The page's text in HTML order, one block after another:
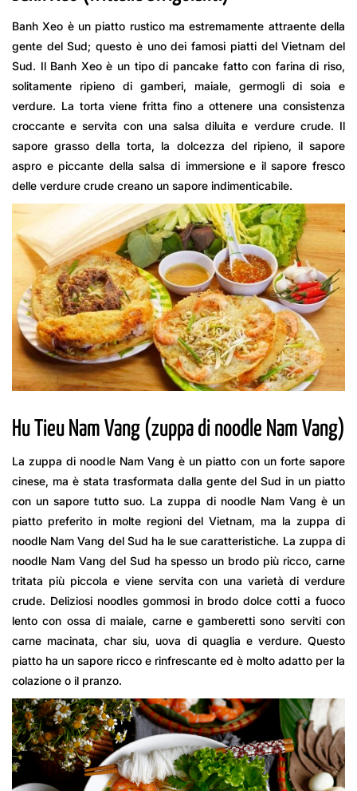
Banh Xeo è un piatto rustico ma estremamente attraente della
gente del Sud; questo è uno dei famosi piatti del Vietnam del
Sud. Il Banh Xeo è un tipo di pancake fatto con farina di riso,
solitamente ripieno di gamberi, maiale, germogli di soia e
verdure. La torta viene fritta fino a ottenere una consistenza
croccante e servita con una salsa diluita e verdure crude. Il
sapore grasso della torta, la dolcezza del ripieno, il sapore
aspro e piccante della salsa di immersione e il sapore fresco
delle verdure crude creano un sapore indimenticabile.
Hu Tieu Nam Vang (zuppa di noodle Nam Vang)
La zuppa di noodle Nam Vang è un piatto con un forte sapore
cinese, ma è stata trasformata dalla gente del Sud in un piatto
con un sapore tutto suo. La zuppa di noodle Nam Vang è un
piatto preferito in molte regioni del Vietnam, ma la zuppa di
noodle Nam Vang del Sud ha le sue caratteristiche. La zuppa di
noodle Nam Vang del Sud ha spesso un brodo più ricco, carne
tritata più piccola e viene servita con una varietà di verdure
crude. Deliziosi noodles gommosi in brodo dolce cotti a fuoco
lento con ossa di maiale, carne e gamberetti sono serviti con
carne macinata, char siu, uova di quaglia e verdure. Questo
piatto ha un sapore ricco e rinfrescante ed è molto adatto per la
colazione o il pranzo.